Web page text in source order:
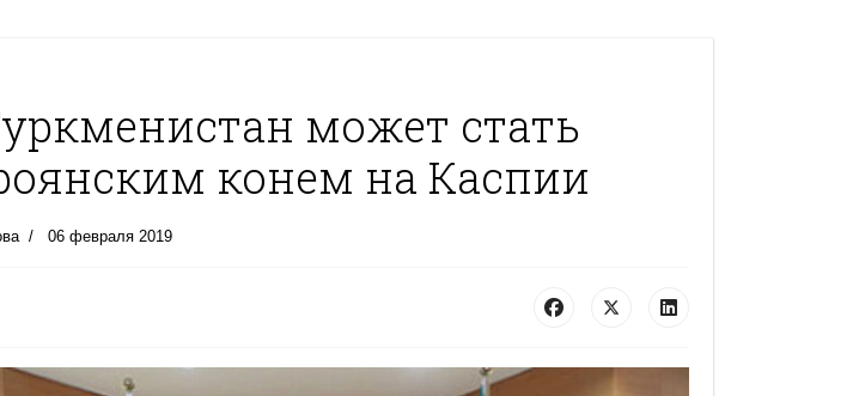
может стать
конем на Каспии
06 февраля 2019